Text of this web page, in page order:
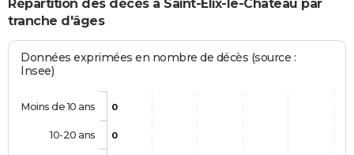
Répartition des décès à Saint-Élix-le-Château par
tranche d'âges
Données exprimées en nombre de décès (source :
Insee)
0
0
Moins de 10 ans
10-20 ans